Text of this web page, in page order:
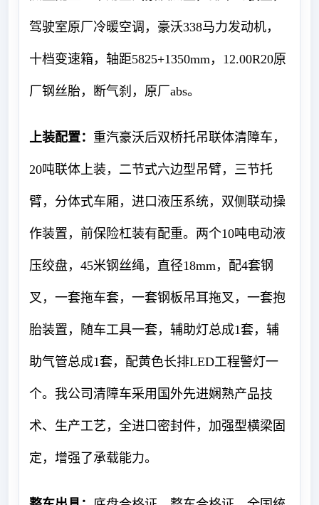
驾驶室原厂冷暖空调，豪沃338马力发动机，
十档变速箱，轴距5825+1350mm，12.00R20原
厂钢丝胎，断气刹，原厂abs。
上装配置： 重汽豪沃后双桥托吊联体清障车，
20吨联体上装，二节式六边型吊臂，三节托
臂，分体式车厢，进口液压系统，双侧联动操
作装置，前保险杠装有配重。两个10吨电动液
压绞盘，45米钢丝绳，直径18mm，配4套钢
叉，一套拖车套，一套钢板吊耳拖叉，一套抱
胎装置，随车工具一套，辅助灯总成1套，辅
助气管总成1套，配黄色长排LED工程警灯一
个。我公司清障车采用国外先进娴熟产品技
术、生产工艺，全进口密封件，加强型横梁固
定，增强了承载能力。